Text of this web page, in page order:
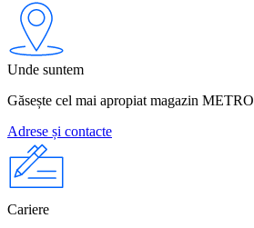
Unde suntem
Găsește cel mai apropiat magazin METRO
Adrese și contacte
Cariere